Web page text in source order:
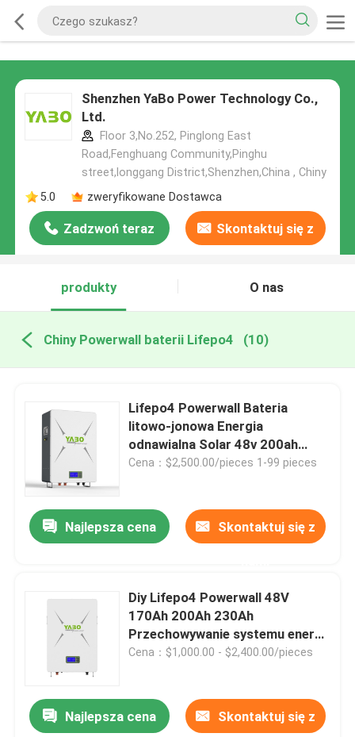
Shenzhen YaBo Power Technology Co.,
Ltd.
Floor 3,No.252, Pinglong East
Road,Fenghuang Community,Pinghu
street,longgang District,Shenzhen,China , Chiny
5.0
zweryfikowane Dostawca
Zadzwoń teraz Skontaktuj się z
produkty
O nas
Chiny Powerwall baterii Lifepo4 (10)
Lifepo4 Powerwall Bateria
litowo-jonowa Energia
odnawialna Solar 48v 200ah
230Ah
Cena：$2,500.00/pieces 1-99 pieces
Najlepsza cena Skontaktuj się z
Diy Lifepo4 Powerwall 48V
170Ah 200Ah 230Ah
Przechowywanie systemu energii
słonecznej
Cena：$1,000.00 - $2,400.00/pieces
Najlepsza cena Skontaktuj się z